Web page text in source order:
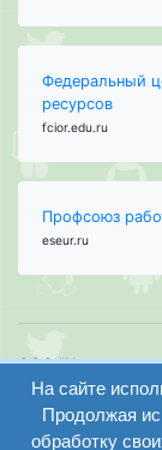
Федеральный
ресурсов
fcior.edu.ru
Профсоюз
eseur.ru
ООО "Центр
образования и
консалтинга"
Волгоград 2008-
На сайте
Продолжая
обработку